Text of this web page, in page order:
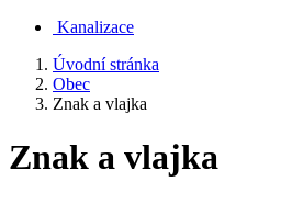
Kanalizace
Úvodní stránka
Obec
Znak a vlajka
Znak a vlajka